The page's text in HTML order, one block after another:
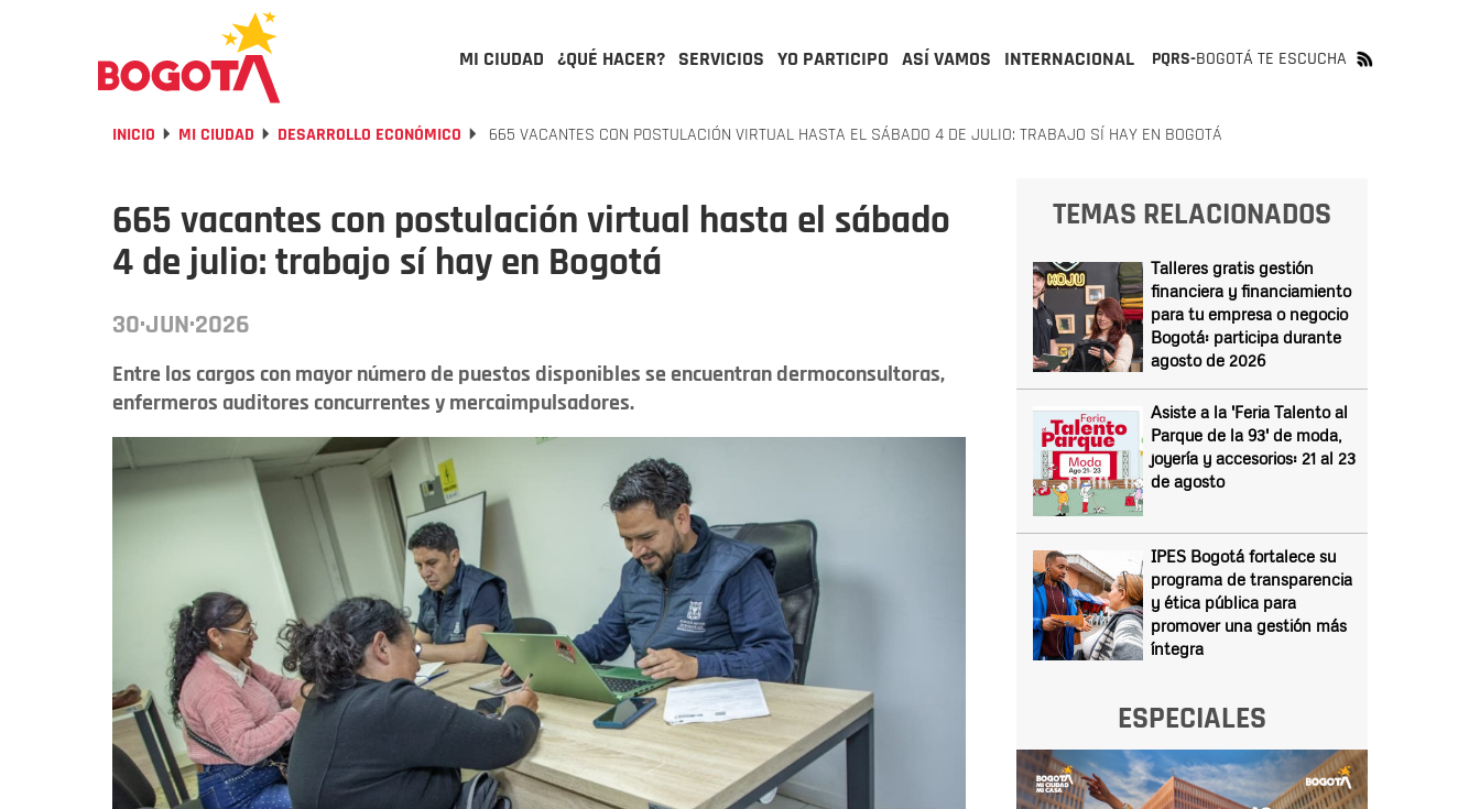
MI CIUDAD ¿QUÉ HACER? SERVICIOS YO PARTICIPO ASÍ VAMOS INTERNACIONAL PQRS-BOGOTÁ TE ESCUCHA
INICIO MI CIUDAD DESARROLLO ECONÓMICO 665 VACANTES CON POSTULACIÓN VIRTUAL HASTA EL SÁBADO 4 DE JULIO: TRABAJO SÍ HAY EN BOGOTÁ
665 vacantes con postulación virtual hasta el sábado
4 de julio: trabajo sí hay en Bogotá
30·JUN·2026
Entre los cargos con mayor número de puestos disponibles se encuentran dermoconsultoras,
enfermeros auditores concurrentes y mercaimpulsadores.
TEMAS RELACIONADOS
Talleres gratis gestión
financiera y financiamiento
para tu empresa o negocio
Bogotá: participa durante
agosto de 2026
Asiste a la 'Feria Talento al
Parque de la 93' de moda,
joyería y accesorios: 21 al 23
de agosto
IPES Bogotá fortalece su
programa de transparencia
y ética pública para
promover una gestión más
íntegra
ESPECIALES